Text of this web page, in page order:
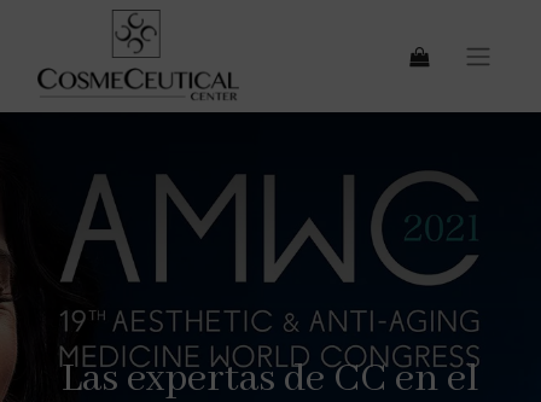
Las expertas de CC en el